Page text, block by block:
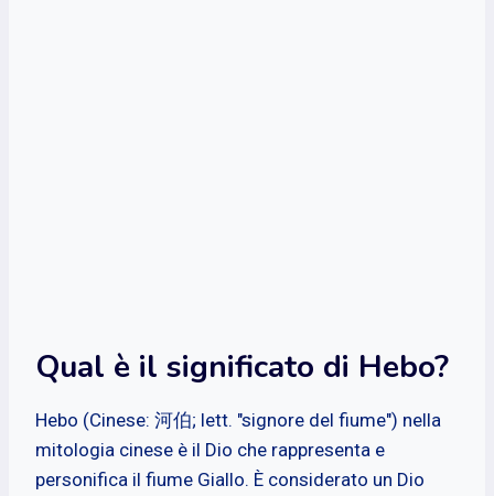
Qual è il significato di Hebo?
Hebo (Cinese: 河伯; lett. "signore del fiume") nella
mitologia cinese è il Dio che rappresenta e
personifica il fiume Giallo. È considerato un Dio